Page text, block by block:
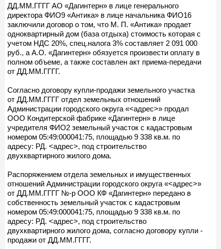
ДД.ММ.ГГГГ АО «Дагинтерн» в лице генерального
директора ФИО9 «Антика» в лице начальника ФИО16
заключили договор о том, что М. П. «Антика» продает
одноквартирный дом (база отдыха) стоимость которая с
учетом НДС 20%, спец.налога 3% составляет 2 091 000
руб., а А.О. «Дагинтерн» обязуется произвести оплату в
полном объеме, а также составлен акт приема-передачи
от ДД.ММ.ГГГГ.
Согласно договору купли-продажи земельного участка
от ДД.ММ.ГГГГ отдел земельных отношений
Администрации городского округа «<адрес>» продал
ООО Кондитерской фабрике «Дагинтерн» в лице
учредителя ФИО2 земельный участок с кадастровым
номером 05:49:000041:75, площадью 9 338 кв.м. по
адресу: РД. <адрес>, под строительство
двухквартирного жилого дома.
Распоряжением отдела земельных и имущественных
отношений Администрации городского округа «<адрес>»
от ДД.ММ.ГГГГ №-р ООО КФ «Дагинтерн» передано в
собственность земельный участок с кадастровым
номером 05:49:000041:75, площадью 9 338 кв.м. по
адресу: РД. <адрес>, под строительство
двухквартирного жилого дома, согласно договору купли -
продажи от ДД.ММ.ГГГГ.